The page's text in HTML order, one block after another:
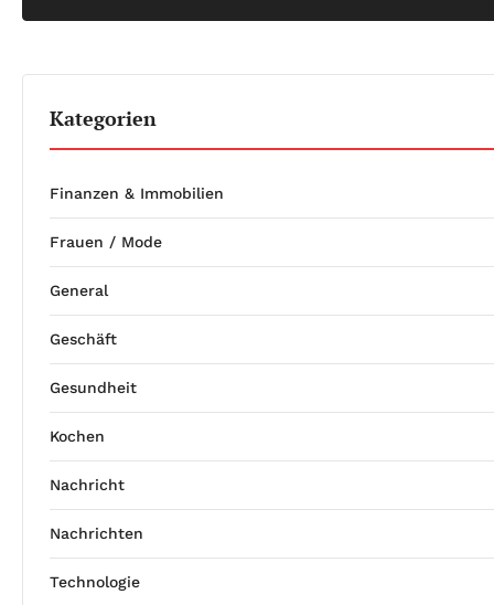
Kategorien
Finanzen & Immobilien
Frauen / Mode
General
Geschäft
Gesundheit
Kochen
Nachricht
Nachrichten
Technologie